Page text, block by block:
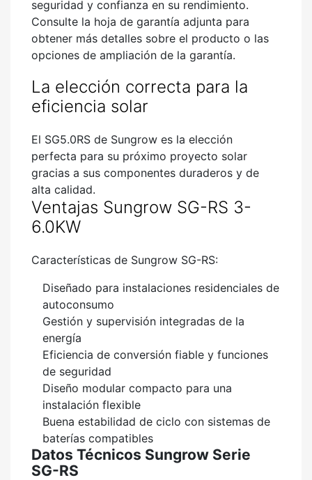
seguridad y confianza en su rendimiento.
Consulte la hoja de garantía adjunta para
obtener más detalles sobre el producto o las
opciones de ampliación de la garantía.
La elección correcta para la
eficiencia solar
El SG5.0RS de Sungrow es la elección
perfecta para su próximo proyecto solar
gracias a sus componentes duraderos y de
alta calidad.
Ventajas Sungrow SG-RS 3-
6.0KW
Características de Sungrow SG-RS:
Diseñado para instalaciones residenciales de
autoconsumo
Gestión y supervisión integradas de la
energía
Eficiencia de conversión fiable y funciones
de seguridad
Diseño modular compacto para una
instalación flexible
Buena estabilidad de ciclo con sistemas de
baterías compatibles
Datos Técnicos Sungrow Serie
SG-RS